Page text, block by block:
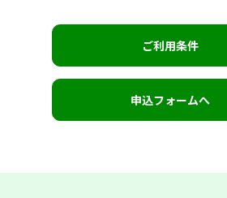
ご利用条件
申込フォームへ